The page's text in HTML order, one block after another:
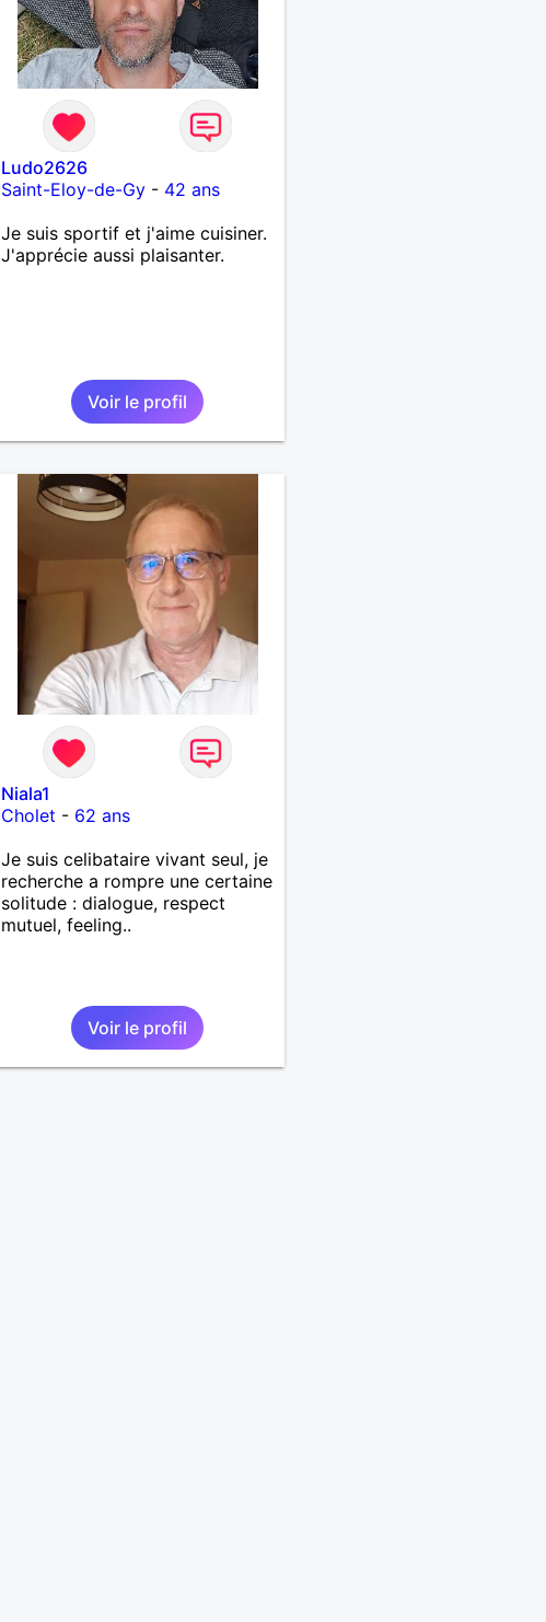
Ludo2626
Saint-Eloy-de-Gy - 42 ans
Je suis sportif et j'aime cuisiner.
J'apprécie aussi plaisanter.
Voir le profil
Niala1
Cholet - 62 ans
Je suis celibataire vivant seul, je
recherche a rompre une certaine
solitude : dialogue, respect
mutuel, feeling..
Voir le profil